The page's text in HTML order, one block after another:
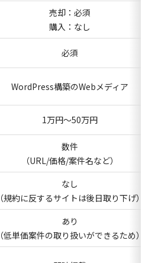
売却：必須
購入：なし
必須
WordPress構築のWebメディア
1万円～50万円
数件
（URL/価格/案件名など）
なし
（規約に反するサイトは後日取り下げ）
あり
（低単価案件の取り扱いができるため）